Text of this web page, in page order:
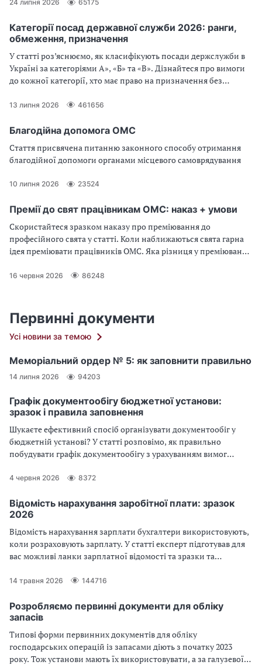
— розповідаємо у цьому огляді
24 липня 2026 65175
Категорії посад державної служби 2026: ранги,
обмеження, призначення
У статті роз’яснюємо, як класифікують посади держслужби в
Україні за категоріями А», «Б» та «В». Дізнайтеся про вимоги
до кожної категорії, хто має право на призначення без
році
13 липня 2026 461656
Благодійна допомога ОМС
Стаття присвячена питанню законного способу отримання
благодійної допомоги органами місцевого самоврядування
10 липня 2026 23524
Премії до свят працівникам ОМС: наказ + умови
Скористайтеся зразком наказу про преміювання до
професійного свята у статті. Коли наближаються свята гарна
ідея преміювати працівників ОМС. Яка різниця у преміюванні
преміювання — відповідає експерт
16 червня 2026 86248
Первинні документи
Усі новини за темою
Меморіальний ордер № 5: як заповнити правильно
14 липня 2026 94203
Графік документообігу бюджетної установи:
зразок і правила заповнення
Шукаєте ефективний спосіб організувати документообіг у
бюджетній установі? У статті розповімо, як правильно
побудувати графік документообігу з урахуванням вимог
акцент, чітка структура та приклад для скачування — усе для
4 червня 2026 8372
Відомість нарахування заробітної плати: зразок
2026
Відомість нарахування зарплати бухгалтери використовують,
коли розраховують зарплату. У статті експерт підготував для
вас можливі ланки зарплатної відомості та зразки та
14 травня 2026 144716
Розробляємо первинні документи для обліку
запасів
Типові форми первинних документів для обліку
господарських операцій із запасами діють з початку 2023
року. Тож установи мають їх використовувати, а за галузевої